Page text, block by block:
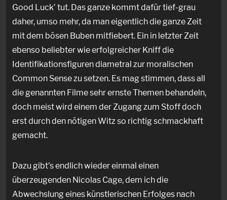
Good Luck’ tut. Das ganze kommt dafür tief-grau
daher, umso mehr, da man eigentlich die ganze Zeit
mit dem bösen Buben mitfiebert. Ein in letzter Zeit
ebenso beliebter wie erfolgreicher Kniff die
Identifikationsfiguren diametral zur moralischen
Common Sense zu setzen. Es mag stimmen, dass all
die genannten Filme sehr ernste Themen behandeln,
doch meist wird einem der Zugang zum Stoff doch
erst durch den nötigen Witz so richtig schmackhaft
gemacht.
Dazu gibt’s endlich wieder einmal einen
überzeugenden Nicolas Cage, dem ich die
Abwechslung eines künstlerischen Erfolges nach